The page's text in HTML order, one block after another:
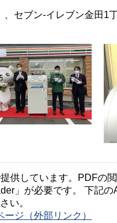
セブン-イレブン金田1
供しています。PDFの
」が必要です。 下記
い。
ジ（外部リンク）